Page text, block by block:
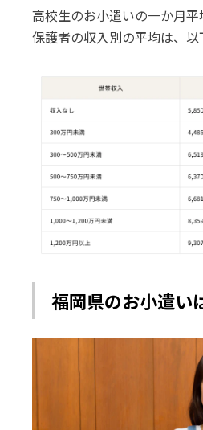
高校生のお小遣いの一か月平
保護者の収入別の平均は、以
福岡県のお小遣い